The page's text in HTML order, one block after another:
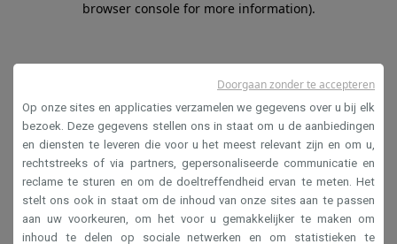
browser console for more information).
Op onze sites en applicaties verzamelen we gegevens over u bij elk
bezoek. Deze gegevens stellen ons in staat om u de aanbiedingen
en diensten te leveren die voor u het meest relevant zijn en om u,
rechtstreeks of via partners, gepersonaliseerde communicatie en
reclame te sturen en om de doeltreffendheid ervan te meten. Het
stelt ons ook in staat om de inhoud van onze sites aan te passen
aan uw voorkeuren, om het voor u gemakkelijker te maken om
inhoud te delen op sociale netwerken en om statistieken te
Doorgaan zonder te accepteren